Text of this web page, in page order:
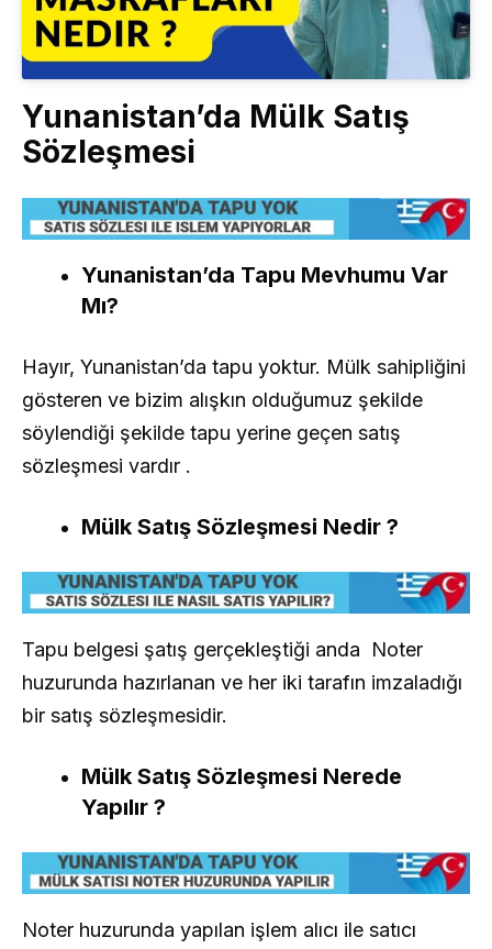
Yunanistan’da Mülk Satış
Sözleşmesi
Yunanistan’da Tapu Mevhumu Var
Mı?
Hayır, Yunanistan’da tapu yoktur. Mülk sahipliğini
gösteren ve bizim alışkın olduğumuz şekilde
söylendiği şekilde tapu yerine geçen satış
sözleşmesi vardır .
Mülk Satış Sözleşmesi Nedir ?
Tapu belgesi şatış gerçekleştiği anda Noter
huzurunda hazırlanan ve her iki tarafın imzaladığı
bir satış sözleşmesidir.
Mülk Satış Sözleşmesi Nerede
Yapılır ?
Noter huzurunda yapılan işlem alıcı ile satıcı